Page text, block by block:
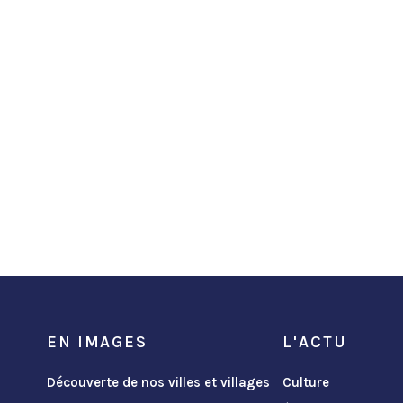
EN IMAGES
Découverte de nos villes et villages
L'ACTU
Culture